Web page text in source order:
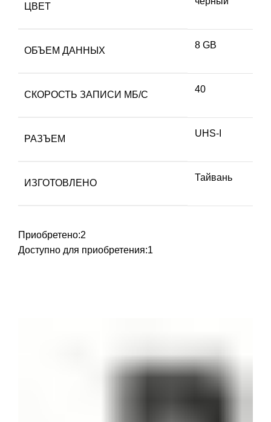
ЦВЕТ
ОБЪЕМ ДАННЫХ
8 GB
СКОРОСТЬ ЗАПИСИ МБ/С
40
РАЗЪЕМ
UHS-I
ИЗГОТОВЛЕНО
Тайвань
Приобретено:2
Доступно для приобретения:1